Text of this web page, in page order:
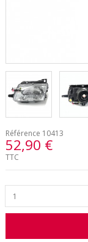
Référence 10413
52,90 €
TTC